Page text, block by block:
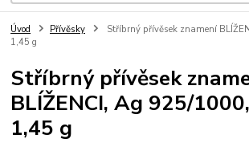
Úvod Přívěsky
Stříbrný přívěsek znamení
1,45 g
Stříbrný přívěsek
BLÍŽENCI, Ag 925/
1,45 g